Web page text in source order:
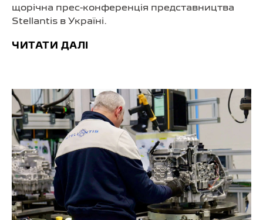
щорічна прес-конференція представництва
Stellantis в Україні.
ЧИТАТИ ДАЛІ